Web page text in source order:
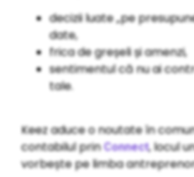
decizii luate „pe
date,
frica de greșeli și amenzi,
sentimentul că nu ai
tale.
Keez aduce o noutate în
contabilul prinConnect, locul
vorbește pe limba